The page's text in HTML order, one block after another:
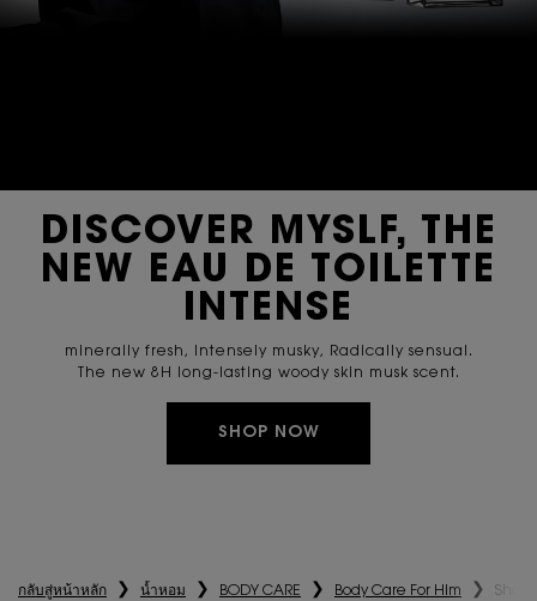
DISCOVER MYSLF, THE
NEW EAU DE TOILETTE
INTENSE
minerally fresh, Intensely musky, Radically sensual.
The new 8H long-lasting woody skin musk scent.
SHOP NOW
กลับสู่หน้าหลัก น้ำหอม BODY CARE Body Care For Him